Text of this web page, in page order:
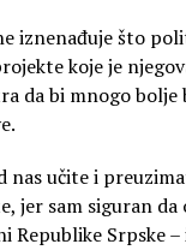
iznenađuje što
koje je
da bi mnogo bolje
nas učite i
jer sam siguran da
Republike Srpske –